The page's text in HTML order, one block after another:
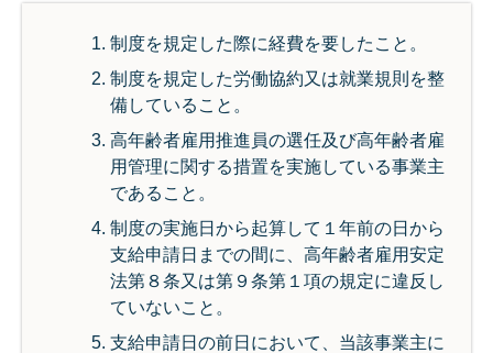
制度を規定した際に経費を要したこと。
制度を規定した労働協約又は就業規則を整
備していること。
高年齢者雇用推進員の選任及び高年齢者雇
用管理に関する措置を実施している事業主
であること。
制度の実施日から起算して１年前の日から
支給申請日までの間に、高年齢者雇用安定
法第８条又は第９条第１項の規定に違反し
ていないこと。
支給申請日の前日において、当該事業主に